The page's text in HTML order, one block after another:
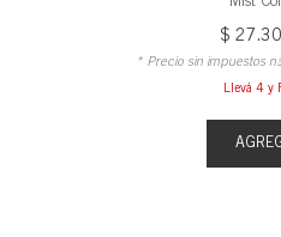
$ 27.
* Precio sin impuestos
Llevá 4 y